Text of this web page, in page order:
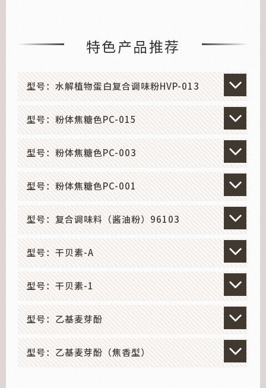
特色产品推荐
型号：水解植物蛋白复合调味粉HVP-013
型号：粉体焦糖色PC-015
型号：粉体焦糖色PC-003
型号：粉体焦糖色PC-001
型号：复合调味料（酱油粉）96103
型号：干贝素-A
型号：干贝素-1
型号：乙基麦芽酚
型号：乙基麦芽酚（焦香型）